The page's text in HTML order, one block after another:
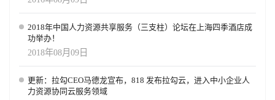
2018年中国人力资源共享服务（三支柱）论坛在上海四季酒店成
功举办！
2018年08月09日
更新：拉勾CEO马德龙宣布，818 发布拉勾云，进入中小企业人
力资源协同云服务领域